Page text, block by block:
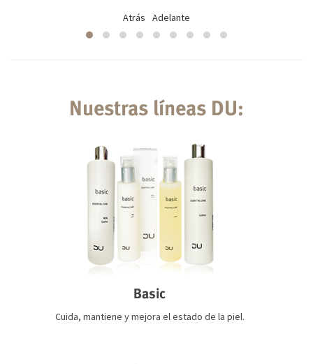
Atrás Adelante
Nuestras líneas DU:
Basic
Cuida, mantiene y mejora el estado de la piel.